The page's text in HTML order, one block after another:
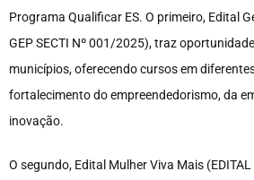
Programa Qualificar ES. O primeiro, Edital
GEP SECTI Nº 001/2025), traz
municípios, oferecendo cursos em
fortalecimento do empreendedorismo, da
inovação.
O segundo, Edital Mulher Viva Mais (EDITAL